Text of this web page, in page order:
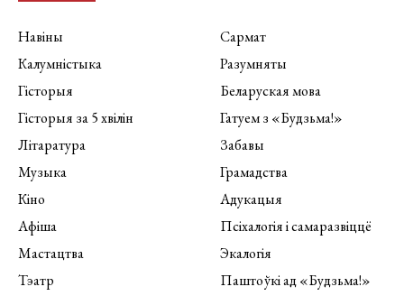
Навіны
Калумністыка
Гісторыя
Гісторыя за 5 хвілін
Літаратура
Музыка
Кіно
Афіша
Мастацтва
Тэатр
Сармат
Разумняты
Беларуская мова
Гатуем з «Будзьма!»
Забавы
Грамадства
Адукацыя
Псіхалогія і самаразвіццё
Экалогія
Паштоўкі ад «Будзьма!»